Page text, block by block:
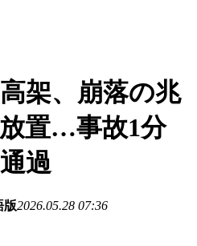
架、崩落の兆
置…事故1分
過
版2026.05.28 07:36